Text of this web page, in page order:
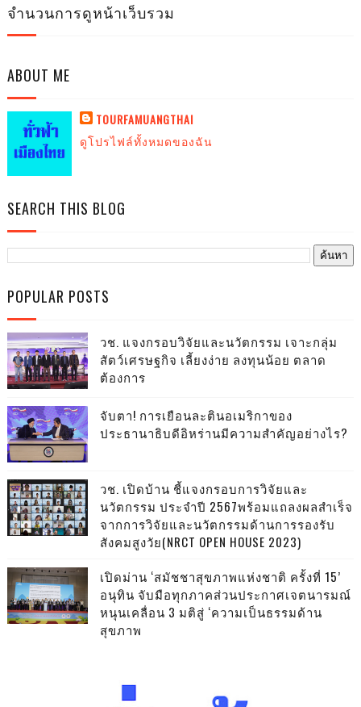
จำนวนการดูหน้าเว็บรวม
ABOUT ME
TOURFAMUANGTHAI
ดูโปรไฟล์ทั้งหมดของฉัน
SEARCH THIS BLOG
POPULAR POSTS
วช. แจงกรอบวิจัยและนวัตกรรม เจาะกลุ่ม
สัตว์เศรษฐกิจ เลี้ยงง่าย ลงทุนน้อย ตลาด
ต้องการ
จับตา! การเยือนละตินอเมริกาของ
ประธานาธิบดีอิหร่านมีความสำคัญอย่างไร?
วช. เปิดบ้าน ชี้แจงกรอบการวิจัยและ
นวัตกรรม ประจำปี 2567พร้อมแถลงผลสำเร็จ
จากการวิจัยและนวัตกรรมด้านการรองรับ
สังคมสูงวัย(NRCT OPEN HOUSE 2023)
เปิดม่าน ‘สมัชชาสุขภาพแห่งชาติ ครั้งที่ 15’
อนุทิน จับมือทุกภาคส่วนประกาศเจตนารมณ์
หนุนเคลื่อน 3 มติสู่ ‘ความเป็นธรรมด้าน
สุขภาพ